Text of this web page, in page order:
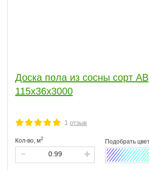
Доска пола из сосны сорт АВ
115x36x3000
1 отзыв
Кол-во, м2